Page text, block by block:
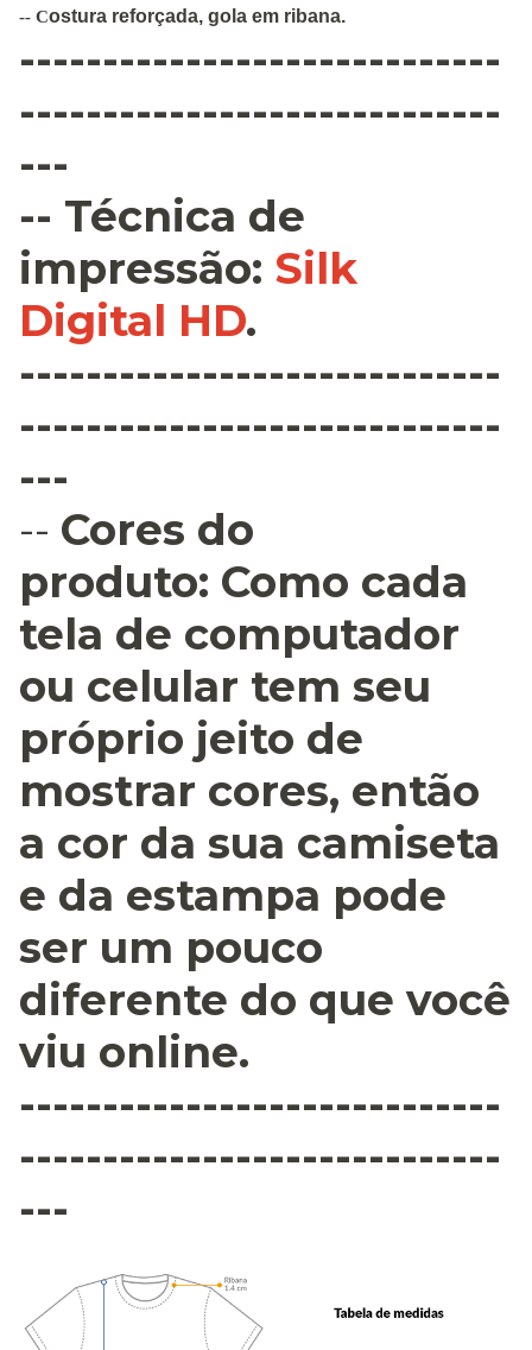
-- Costura reforçada, gola em ribana.
-----------------------------
-----------------------------
---
-- Técnica de
impressão: Silk
Digital HD.
-----------------------------
-----------------------------
---
-- Cores do
produto: Como cada
tela de computador
ou celular tem seu
próprio jeito de
mostrar cores, então
a cor da sua camiseta
e da estampa pode
ser um pouco
diferente do que você
viu online.
-----------------------------
-----------------------------
---